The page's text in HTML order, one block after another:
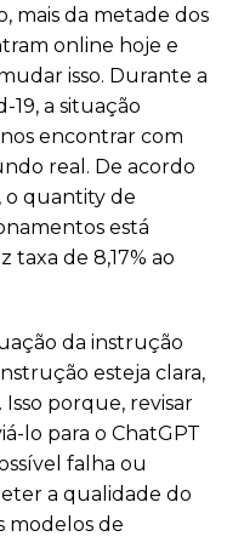
mais da metade dos
online hoje e
isso. Durante a
19, a situação
encontrar com
real. De acordo
o quantity de
está
taxa de 8,17% ao
da instrução
esteja clara,
porque, revisar
lo para o ChatGPT
falha ou
a qualidade do
modelos de